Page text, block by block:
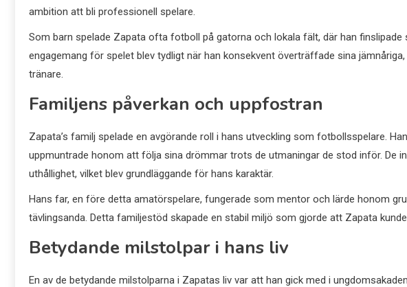
ambition att bli professionell spelare.
Som barn spelade Zapata ofta fotboll på gatorna och lokala fält, där han
engagemang för spelet blev tydligt när han konsekvent överträffade sina
tränare.
Familjens påverkan och uppfostran
Zapata’s familj spelade en avgörande roll i hans utveckling som fotbollsspelare.
uppmuntrade honom att följa sina drömmar trots de utmaningar de stod inför. De
uthållighet, vilket blev grundläggande för hans karaktär.
Hans far, en före detta amatörspelare, fungerade som mentor och lärde honom
tävlingsanda. Detta familjestöd skapade en stabil miljö som gjorde att Zapata
Betydande milstolpar i hans liv
En av de betydande milstolparna i Zapatas liv var att han gick med i